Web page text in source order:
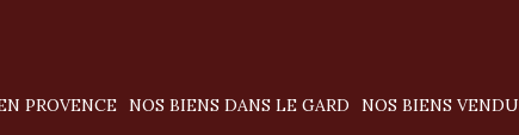
PROVENCE NOS BIENS DANS LE GARD NOS BIENS